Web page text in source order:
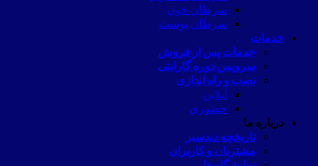
سرطان خون
سرطان پوست
خدمات
خدمات پس از فروش
سرویس دوره گارانتی
نصب و راه اندازی
آنلاین
حضوری
درباره ما
تاریخچه دیدسبز
مشتریان و کاربران